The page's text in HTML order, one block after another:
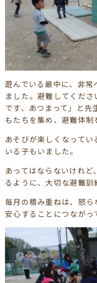
遊んでいる最中に、非常
ました。避難してくだ
です、あつまって」と
もたちを集め、避難体制
あそびが楽しくなって
いる子もいました。
あってはならないけれ
るように、大切な避難訓
毎月の積み重ねは、怒ら
安心することにつながっ